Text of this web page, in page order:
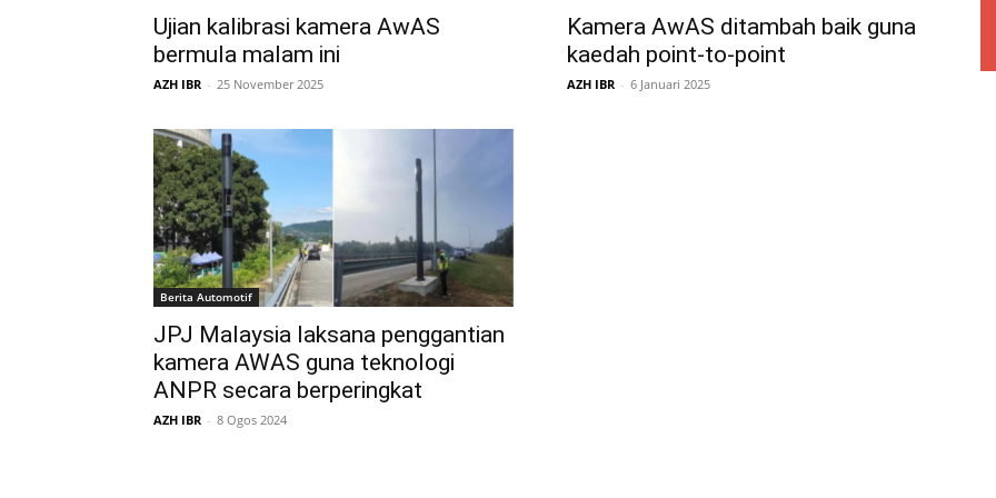
Ujian kalibrasi kamera AwAS
bermula malam ini
AZH IBR - 25 November 2025
Kamera AwAS ditambah baik guna
kaedah point-to-point
AZH IBR - 6 Januari 2025
Berita Automotif
JPJ Malaysia laksana penggantian
kamera AWAS guna teknologi
ANPR secara berperingkat
AZH IBR - 8 Ogos 2024